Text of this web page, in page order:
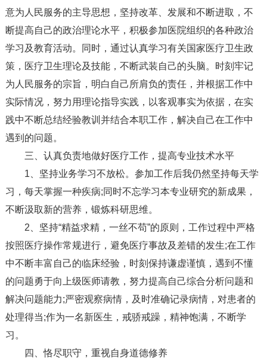
意为人民服务的主导思想，坚持改革、发展和不断进取，不
断提高自己的政治理论水平，积极参加医院组织的各种政治
学习及教育活动。同时，通过认真学习有关国家医疗卫生政
策，医疗卫生理论及技能，不断武装自己的头脑。时刻牢记
为人民服务的宗旨，明白自己所肩负的责任，并根据工作中
实际情况，努力用理论指导实践，以客观事实为依据，在实
践中不断总结经验教训并结合本职工作，解决自己在工作中
遇到的问题。
三、认真负责地做好医疗工作，提高专业技术水平
1、坚持业务学习不放松。参加工作后我仍然坚持每天学
习，每天掌握一种疾病;同时不忘学习本专业研究的新成果，
不断汲取新的营养，锻炼科研思维。
2、坚持“精益求精，一丝不苟”的原则，工作过程中严格
按照医疗操作常规进行，避免医疗事故及差错的发生;在工作
中不断丰富自己的临床经验，时刻保持谦虚谨慎，遇到不懂
的问题勇于向上级医师请教，努力提高自己综合分析问题和
解决问题能力;严密观察病情，及时准确记录病情，对患者的
处理得当;作为一名新医生，戒骄戒躁，精神饱满，不断学
习。
四、恪尽职守，重视自身道德修养